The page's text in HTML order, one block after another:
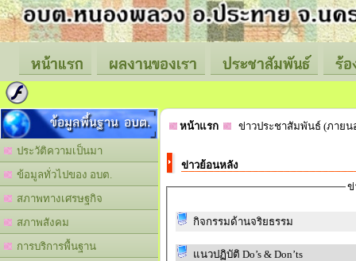
หน้าแรก ผลงานของเรา ประชาสัมพันธ์ ร้
ข้อมูลพื้นฐาน อบต.
ประวัติความเป็นมา
ข้อมูลทั่วไปของ อบต.
สภาพทางเศรษฐกิจ
สภาพสังคม
การบริการพื้นฐาน
หน้าแรก ข่าวประชาสัมพันธ์ (ภาย
ข่าวย้อนหลัง
ข่
กิจกรรมด้านจริยธรรม
แนวปฏิบัติ Do’s & Don’ts